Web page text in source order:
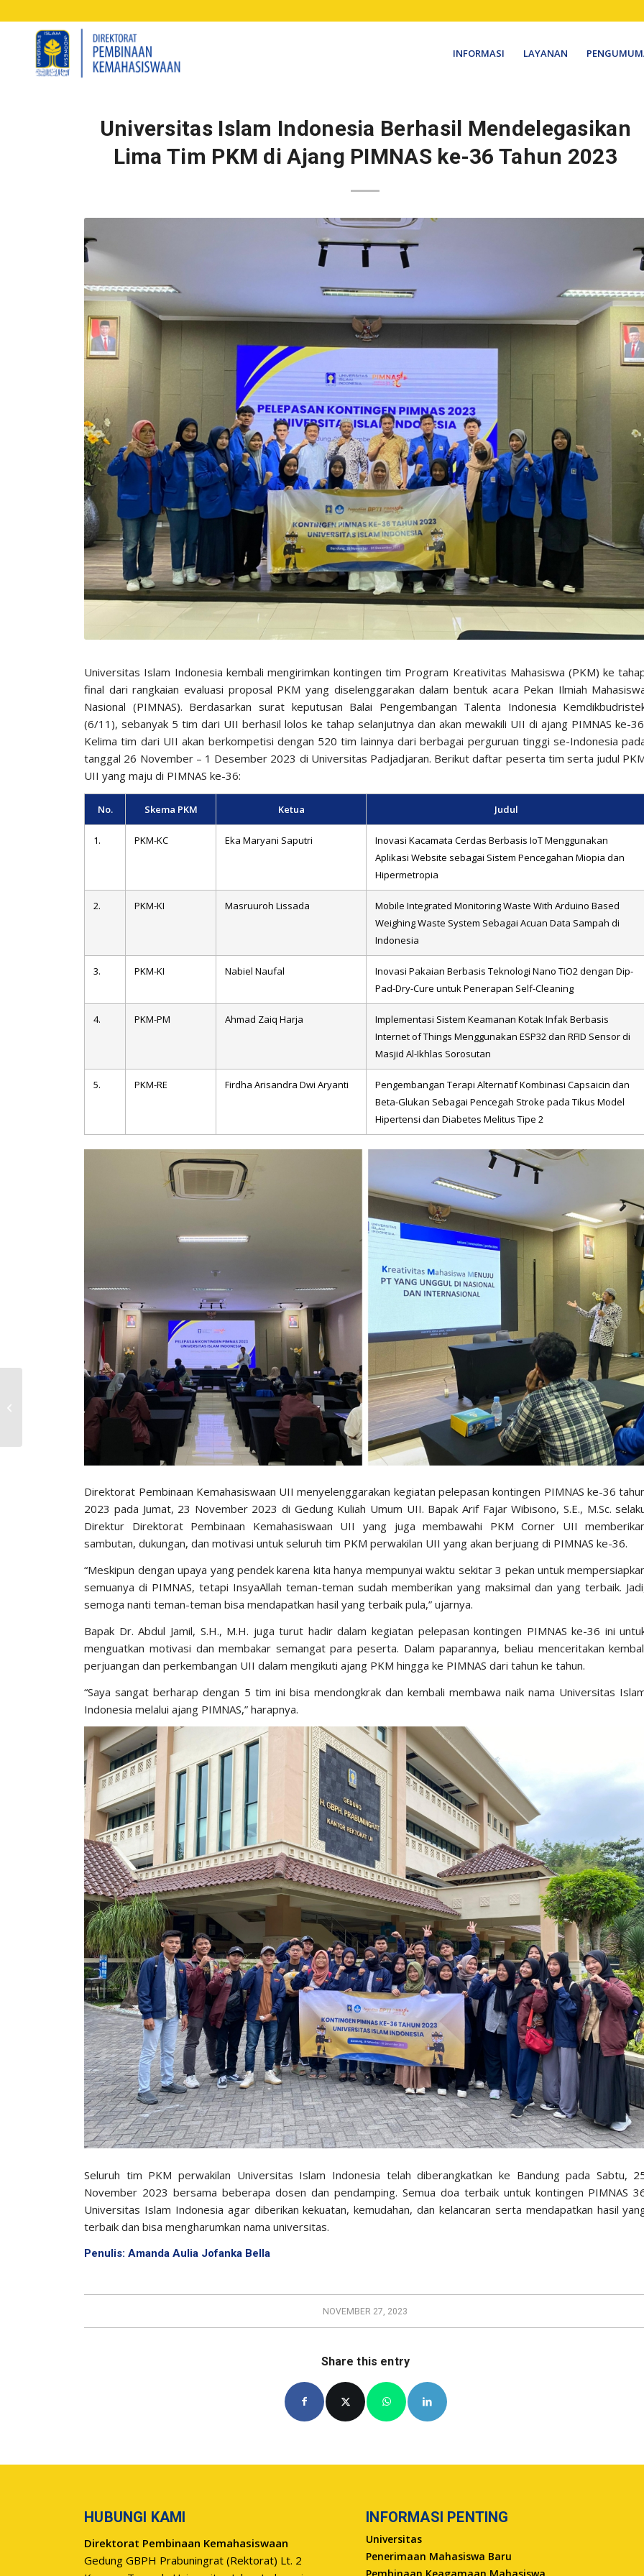
INFORMASI LAYANAN
Universitas Islam Indonesia Berhasil Mendelegasikan
Lima Tim PKM di Ajang PIMNAS ke-36 Tahun 2023
Universitas Islam Indonesia kembali mengirimkan kontingen tim Program Kreativitas Mahasiswa (PKM) ke
final dari rangkaian evaluasi proposal PKM yang diselenggarakan dalam bentuk acara Pekan Ilmiah
Nasional (PIMNAS). Berdasarkan surat keputusan Balai Pengembangan Talenta Indonesia
(6/11), sebanyak 5 tim dari UII berhasil lolos ke tahap selanjutnya dan akan mewakili UII di ajang PIMNAS ke-
Kelima tim dari UII akan berkompetisi dengan 520 tim lainnya dari berbagai perguruan tinggi se-Indonesia
tanggal 26 November – 1 Desember 2023 di Universitas Padjadjaran. Berikut daftar peserta tim serta judul
UII yang maju di PIMNAS ke-36:
No. Skema PKM Ketua Judul
1. PKM-KC Eka Maryani Saputri
Inovasi Kacamata Cerdas Berbasis IoT Menggunakan
Aplikasi Website sebagai Sistem Pencegahan Miopia dan
Hipermetropia
2. PKM-KI Masruuroh Lissada
Mobile Integrated Monitoring Waste With Arduino Based
Weighing Waste System Sebagai Acuan Data Sampah di
Indonesia
3. PKM-KI Nabiel Naufal
Inovasi Pakaian Berbasis Teknologi Nano TiO2 dengan Dip-
Pad-Dry-Cure untuk Penerapan Self-Cleaning
4. PKM-PM Ahmad Zaiq Harja
Implementasi Sistem Keamanan Kotak Infak Berbasis
Internet of Things Menggunakan ESP32 dan RFID Sensor di
Masjid Al-Ikhlas Sorosutan
5. PKM-RE Firdha Arisandra Dwi Aryanti
Pengembangan Terapi Alternatif Kombinasi Capsaicin dan
Beta-Glukan Sebagai Pencegah Stroke pada Tikus Model
Hipertensi dan Diabetes Melitus Tipe 2
Direktorat Pembinaan Kemahasiswaan UII menyelenggarakan kegiatan pelepasan kontingen PIMNAS ke-36
2023 pada Jumat, 23 November 2023 di Gedung Kuliah Umum UII. Bapak Arif Fajar Wibisono, S.E., M.Sc.
Direktur Direktorat Pembinaan Kemahasiswaan UII yang juga membawahi PKM Corner UII
sambutan, dukungan, dan motivasi untuk seluruh tim PKM perwakilan UII yang akan berjuang di PIMNAS ke-36.
“Meskipun dengan upaya yang pendek karena kita hanya mempunyai waktu sekitar 3 pekan untuk
semuanya di PIMNAS, tetapi InsyaAllah teman-teman sudah memberikan yang maksimal dan yang terbaik.
semoga nanti teman-teman bisa mendapatkan hasil yang terbaik pula,” ujarnya.
Bapak Dr. Abdul Jamil, S.H., M.H. juga turut hadir dalam kegiatan pelepasan kontingen PIMNAS ke-36 ini
menguatkan motivasi dan membakar semangat para peserta. Dalam paparannya, beliau menceritakan
perjuangan dan perkembangan UII dalam mengikuti ajang PKM hingga ke PIMNAS dari tahun ke tahun.
“Saya sangat berharap dengan 5 tim ini bisa mendongkrak dan kembali membawa naik nama Universitas
Indonesia melalui ajang PIMNAS,” harapnya.
Seluruh tim PKM perwakilan Universitas Islam Indonesia telah diberangkatkan ke Bandung pada Sabtu,
November 2023 bersama beberapa dosen dan pendamping. Semua doa terbaik untuk kontingen PIMNAS
Universitas Islam Indonesia agar diberikan kekuatan, kemudahan, dan kelancaran serta mendapatkan hasil
terbaik dan bisa mengharumkan nama universitas.
Penulis: Amanda Aulia Jofanka Bella
NOVEMBER 27, 2023
Share this entry
HUBUNGI KAMI
Direktorat Pembinaan Kemahasiswaan
Gedung GBPH Prabuningrat (Rektorat) Lt. 2
INFORMASI PENTING
Universitas
Penerimaan Mahasiswa Baru
UII Raih Peringkat 3
Nasional dalam Ajang
MTQMN XVII 2023